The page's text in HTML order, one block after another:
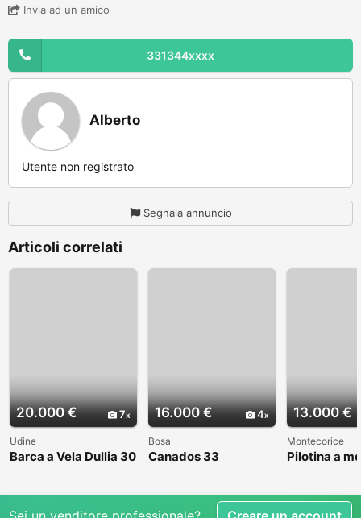
Invia ad un amico
331344xxxx
Alberto
Utente non registrato
Segnala annuncio
Articoli correlati
20.000 € 7
Udine
Barca a Vela Dullia 30
16.000 € 4
Bosa
Canados 33
13.000 €
Montecorice
Pilotina a